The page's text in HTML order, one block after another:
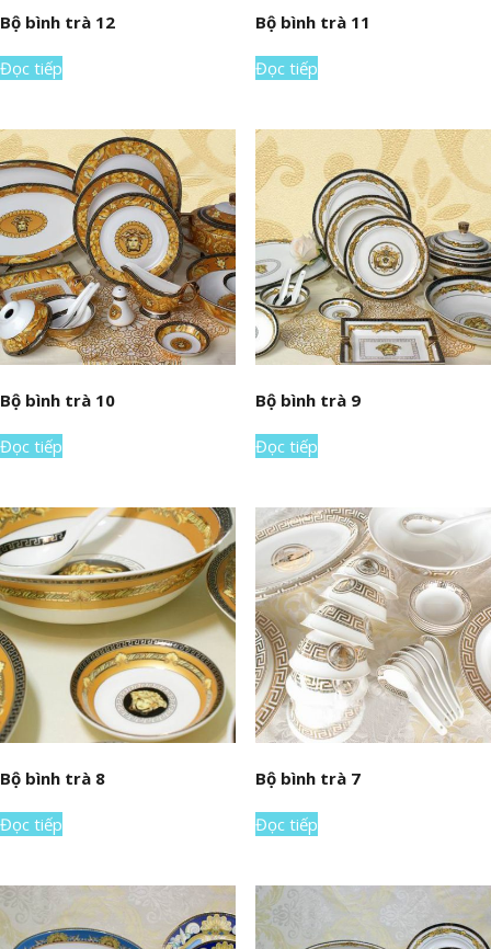
Bộ bình trà 12
Đọc tiếp
Bộ bình trà 11
Đọc tiếp
Bộ bình trà 10
Đọc tiếp
Bộ bình trà 9
Đọc tiếp
Bộ bình trà 8
Đọc tiếp
Bộ bình trà 7
Đọc tiếp